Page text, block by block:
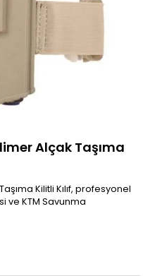
Alçak Taşıma
Kilitli Kılıf, profesyonel
ve KTM Savunma